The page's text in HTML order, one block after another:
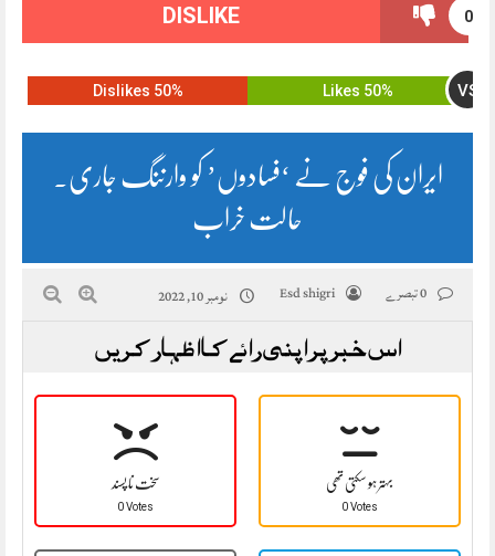
0
DISLIKE
50% Likes VS
50% Dislikes
ایران کی فوج نے ‘فسادوں’ کو وارننگ جاری.
حالت خراب
Esd shigri نومبر 10, 2022
اس خبر پر اپنی رائے کا اظہار کریں
سخت نا پسند
0 Votes
بہتر ہو سکتی تھی
0 Votes